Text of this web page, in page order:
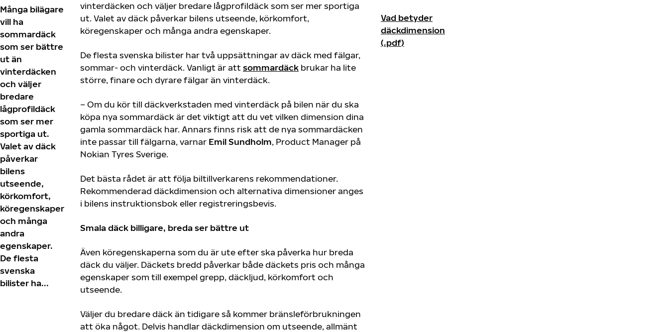
Många bilägare
vill ha
sommardäck
som ser bättre
ut än
vinterdäcken
och väljer
bredare
lågprofildäck
som ser mer
sportiga ut.
Valet av däck
påverkar
bilens
utseende,
körkomfort,
köregenskaper
och många
andra
egenskaper.
De flesta
svenska
bilister ha...
vinterdäcken och väljer bredare lågprofildäck som ser mer sportiga
ut. Valet av däck påverkar bilens utseende, körkomfort,
köregenskaper och många andra egenskaper.
De flesta svenska bilister har två uppsättningar av däck med fälgar,
sommar- och vinterdäck. Vanligt är att sommardäck brukar ha lite
större, finare och dyrare fälgar än vinterdäck.
– Om du kör till däckverkstaden med vinterdäck på bilen när du ska
köpa nya sommardäck är det viktigt att du vet vilken dimension dina
gamla sommardäck har. Annars finns risk att de nya sommardäcken
inte passar till fälgarna, varnar Emil Sundholm, Product Manager på
Nokian Tyres Sverige.
Det bästa rådet är att följa biltillverkarens rekommendationer.
Rekommenderad däckdimension och alternativa dimensioner anges
i bilens instruktionsbok eller registreringsbevis.
Smala däck billigare, breda ser bättre ut
Även köregenskaperna som du är ute efter ska påverka hur breda
däck du väljer. Däckets bredd påverkar både däckets pris och många
egenskaper som till exempel grepp, däckljud, körkomfort och
utseende.
Väljer du bredare däck än tidigare så kommer bränsleförbrukningen
att öka något. Delvis handlar däckdimension om utseende, allmänt
Vad betyder
däckdimension
(.pdf)